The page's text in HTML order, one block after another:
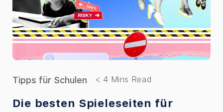
Tipps für Schulen
Die besten Spieleseiten für